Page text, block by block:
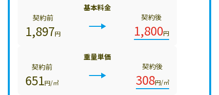
基本料金
契約前
1,897円
契約後
1,800円
重量単価
契約前
651円/㎥
契約後
308円/㎥